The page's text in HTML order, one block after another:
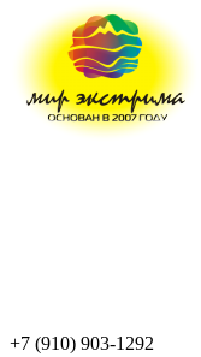
+7 (910) 903-1292